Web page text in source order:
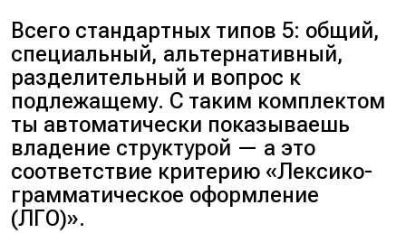
Всего стандартных типов 5: общий,
специальный, альтернативный,
разделительный и вопрос к
подлежащему. С таким комплектом
ты автоматически показываешь
владение структурой — а это
соответствие критерию «Лексико-
грамматическое оформление
(ЛГО)».